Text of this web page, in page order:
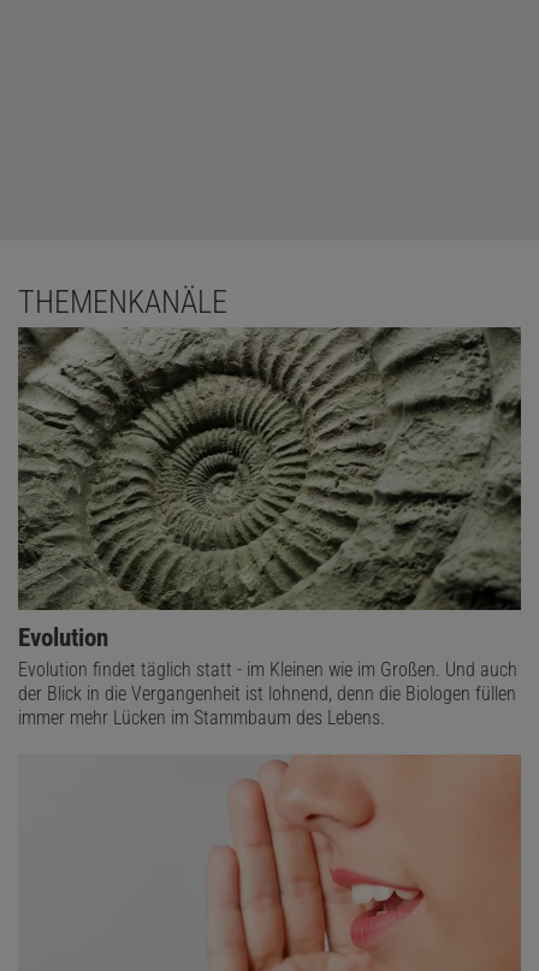
THEMENKANÄLE
Evolution
Evolution findet täglich statt - im Kleinen wie im Großen. Und auch
der Blick in die Vergangenheit ist lohnend, denn die Biologen füllen
immer mehr Lücken im Stammbaum des Lebens.